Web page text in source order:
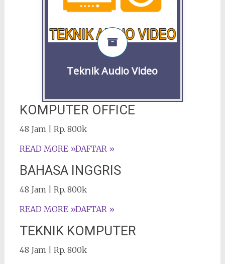
Teknik Audio Video
TV analog.
Selengkapnya
Daftar
KOMPUTER OFFICE
48 Jam | Rp. 800k
READ MORE »DAFTAR »
BAHASA INGGRIS
48 Jam | Rp. 800k
READ MORE »DAFTAR »
TEKNIK KOMPUTER
48 Jam | Rp. 800k